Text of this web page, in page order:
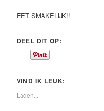
EET SMAKELIJK!!
DEEL DIT OP:
VIND IK LEUK:
Laden...